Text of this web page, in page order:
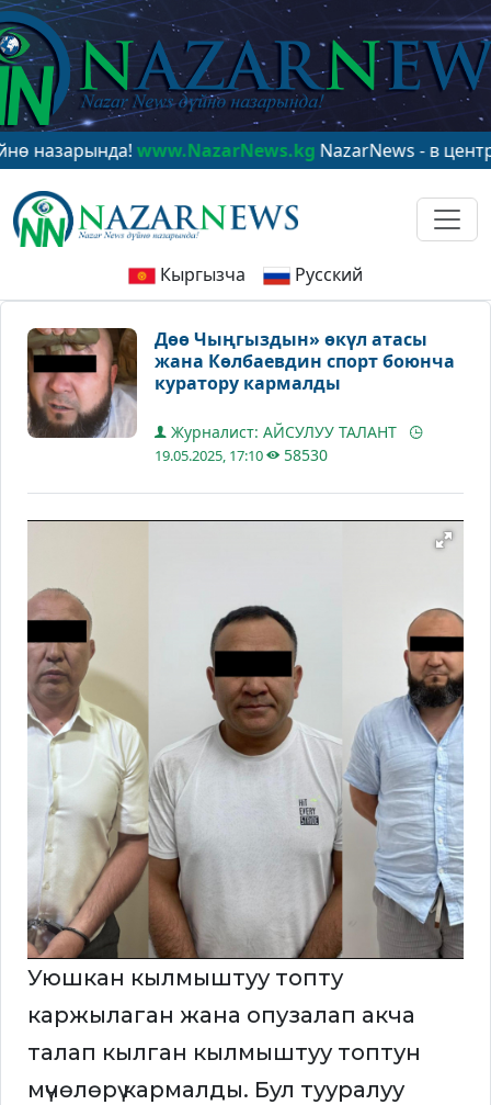
www.NazarNews.kgNazarNews - в центре
Кыргызча Русский
Дөө Чыңгыздын» өкүл атасы
жана Көлбаевдин спорт боюнча
куратору кармалды
Журналист: АЙСУЛУУ ТАЛАНТ
19.05.2025, 17:10 58530
Уюшкан кылмыштуу топту
каржылаган жана опузалап акча
талап кылган кылмыштуу топтун
мүчөлөрү кармалды. Бул тууралуу